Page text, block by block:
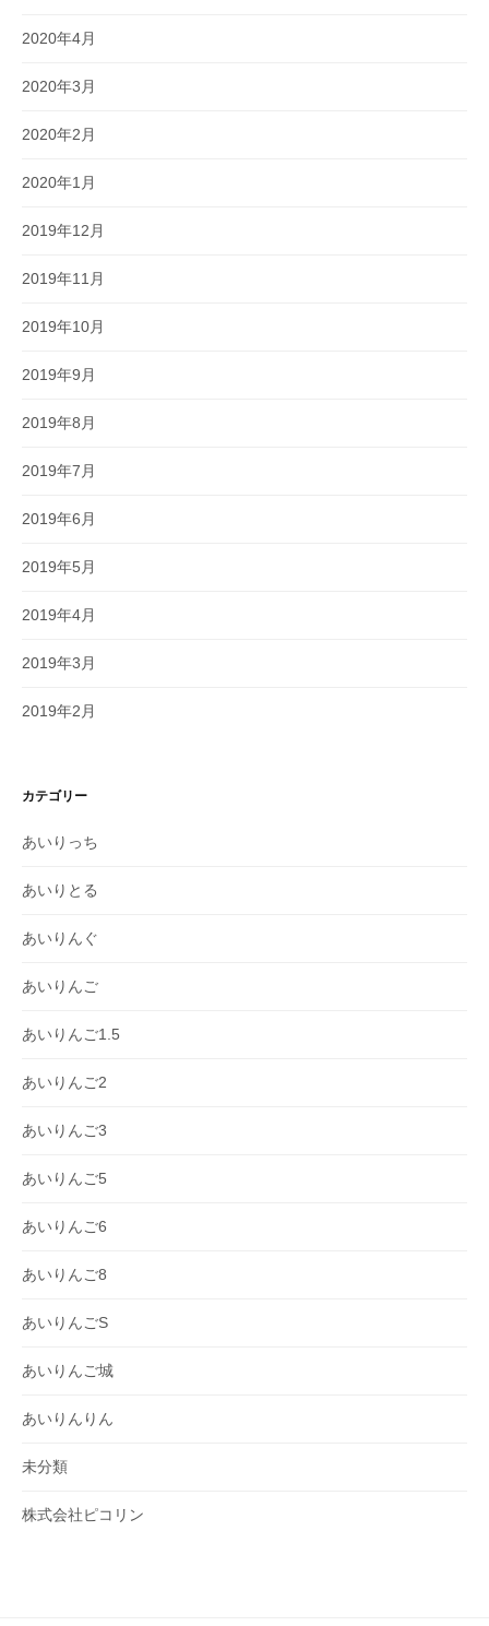
2020年4月
2020年3月
2020年2月
2020年1月
2019年12月
2019年11月
2019年10月
2019年9月
2019年8月
2019年7月
2019年6月
2019年5月
2019年4月
2019年3月
2019年2月
カテゴリー
あいりっち
あいりとる
あいりんぐ
あいりんご
あいりんご1.5
あいりんご2
あいりんご3
あいりんご5
あいりんご6
あいりんご8
あいりんごS
あいりんご城
あいりんりん
未分類
株式会社ピコリン